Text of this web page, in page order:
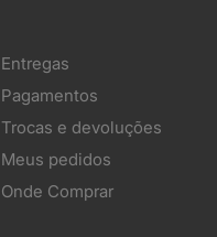
Entregas
Pagamentos
Trocas e devoluções
Meus pedidos
Onde Comprar